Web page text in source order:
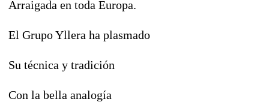
Arraigada en toda Europa.
El Grupo Yllera ha plasmado
Su técnica y tradición
Con la bella analogía